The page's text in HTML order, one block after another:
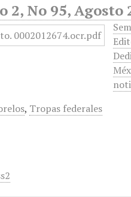
2, No 95, Agosto
, Tropas federales